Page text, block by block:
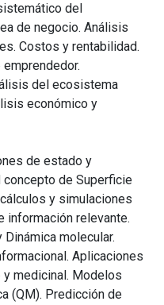
del
de negocio. Análisis
Costos y rentabilidad.
del ecosistema
económico y
de estado y
de Superficie
y simulaciones
información relevante.
molecular.
Aplicaciones
medicinal. Modelos
(QM). Predicción de